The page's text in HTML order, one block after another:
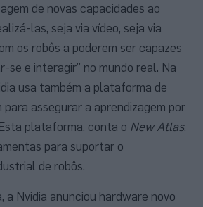
de novas capacidades ao
las, seja via vídeo, seja via
os robôs a poderem ser capazes
se e interagir” no mundo real. Na
usa também a plataforma de
para assegurar a aprendizagem por
plataforma, conta o New Atlas,
para suportar o
de robôs.
a Nvidia anunciou hardware novo